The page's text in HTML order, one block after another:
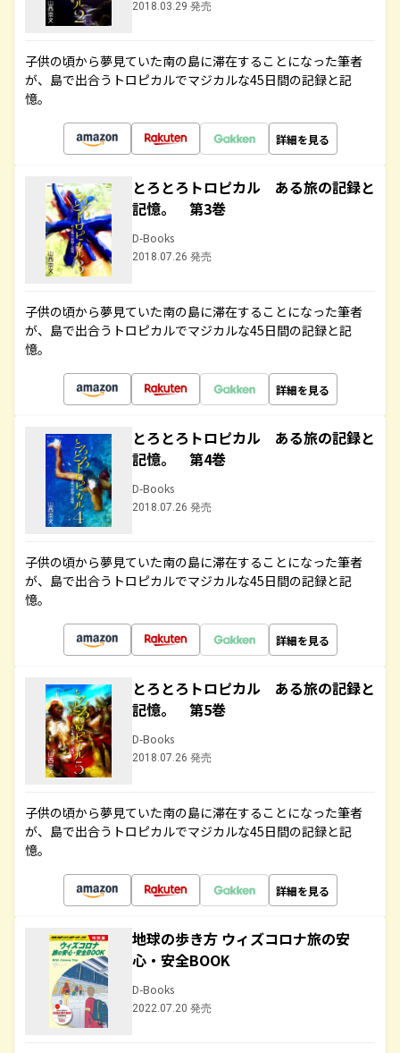
2018.03.29 発売
子供の頃から夢見ていた南の島に滞在することになった筆者
が、島で出合うトロピカルでマジカルな45日間の記録と記
憶。
詳細を見る
とろとろトロピカル ある旅の記録と
記憶。 第3巻
D-Books
2018.07.26 発売
子供の頃から夢見ていた南の島に滞在することになった筆者
が、島で出合うトロピカルでマジカルな45日間の記録と記
憶。
詳細を見る
とろとろトロピカル ある旅の記録と
記憶。 第4巻
D-Books
2018.07.26 発売
子供の頃から夢見ていた南の島に滞在することになった筆者
が、島で出合うトロピカルでマジカルな45日間の記録と記
憶。
詳細を見る
とろとろトロピカル ある旅の記録と
記憶。 第5巻
D-Books
2018.07.26 発売
子供の頃から夢見ていた南の島に滞在することになった筆者
が、島で出合うトロピカルでマジカルな45日間の記録と記
憶。
詳細を見る
地球の歩き方 ウィズコロナ旅の安
心・安全BOOK
D-Books
2022.07.20 発売